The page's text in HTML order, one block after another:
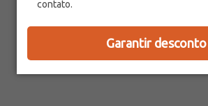
contato.
Garantir desconto